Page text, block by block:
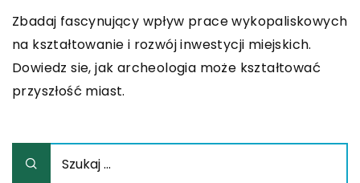
Zbadaj fascynujący wpływ prace wykopaliskowych
na kształtowanie i rozwój inwestycji miejskich.
Dowiedz sie, jak archeologia może kształtować
przyszłość miast.